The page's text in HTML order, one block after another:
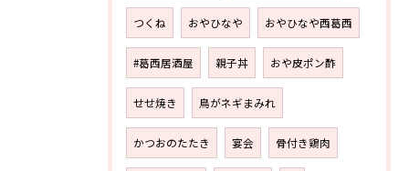
つくね おやひなや おやひなや西葛西
#葛西居酒屋 親子丼 おや皮ポン酢
せせ焼き 鳥がネギまみれ
かつおのたたき 宴会 骨付き鶏肉